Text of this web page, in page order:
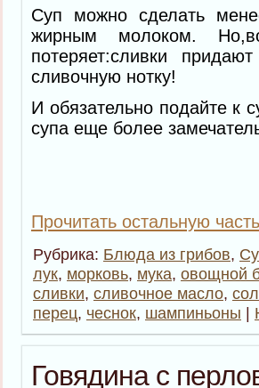
Суп можно сделать
жирным молоком.
потеряет:сливки
сливочную нотку!
И обязательно подайте к
супа еще более
Прочитать остальную
Рубрика: Блюда из грибов,
лук, морковь, мука, овощной
сливки, сливочное масло,
перец, чеснок, шампиньоны |
Говядина с